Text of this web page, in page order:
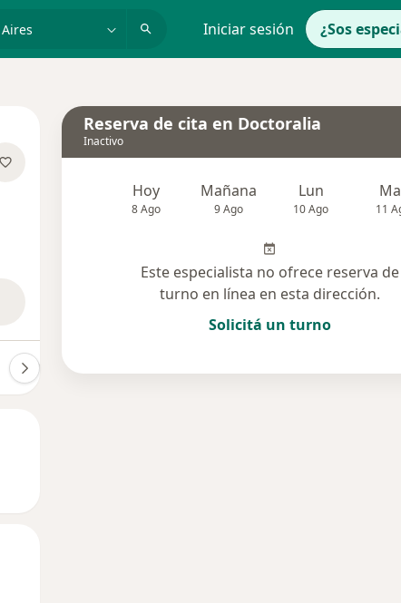
Iniciar sesión ¿Sos
Opiniones
Reserva de cita en Doctoralia
Inactivo
Hoy
8 Ago
Mañana
9 Ago
Lun
10 Ago 11
Este especialista no ofrece reserva de
turno en línea en esta dirección.
Solicitá un turno